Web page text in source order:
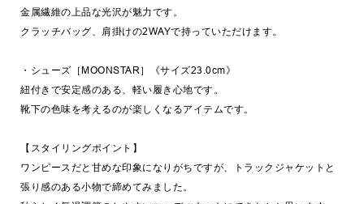
金属繊維の上品な光沢が魅力です。
クラッチバッグ、肩掛けの2WAYで持っていただけます。
・シューズ［MOONSTAR］《サイズ23.0cm》
紐付きで安定感のある、軽い履き心地です。
靴下の色味を考えるのが楽しくなるアイテムです。
【スタイリングポイント】
ワンピースだと甘めな印象になりがちですが、トラックジャケットと
張り感のある小物で締めてみました。